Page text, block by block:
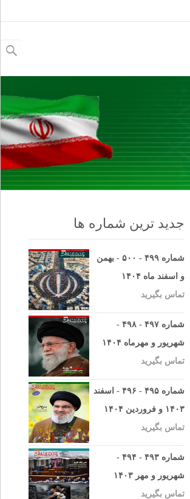
برای:
جدید ترین شماره ها
شماره ۴۹۹ - ۵۰۰ - بهمن
و اسفند ماه ۱۴۰۴
تماس بگیرید
شماره ۴۹۷ - ۴۹۸ -
شهریور و مهرماه ۱۴۰۴
تماس بگیرید
شماره ۴۹۵ - ۴۹۶ - اسفند
۱۴۰۳ و فروردین ۱۴۰۴
تماس بگیرید
شماره ۴۹۳ - ۴۹۴ -
شهریور و مهر ۱۴۰۳
تماس بگیرید